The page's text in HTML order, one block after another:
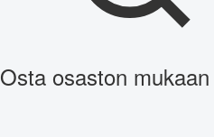
Osta osaston mukaan